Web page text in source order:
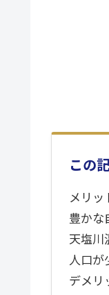
この
メリッ
豊かな
天塩川
人口が
デメリ